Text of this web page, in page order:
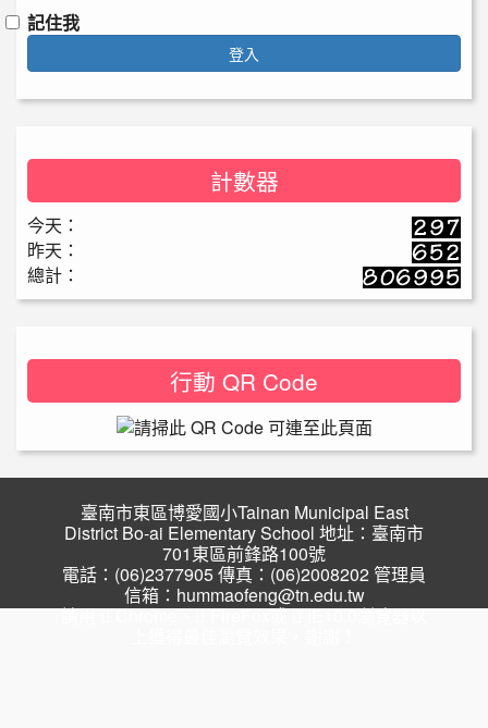
記住我
登入
計數器
今天：
昨天：
總計：
行動 QR Code
臺南市東區博愛國小Tainan Municipal East
District Bo-ai Elementary School 地址：臺南市
701東區前鋒路100號
電話：(06)2377905 傳真：(06)2008202 管理員
信箱：hummaofeng@tn.edu.tw
請用 Chrome、 FireFox或 IE10.0瀏覽器以